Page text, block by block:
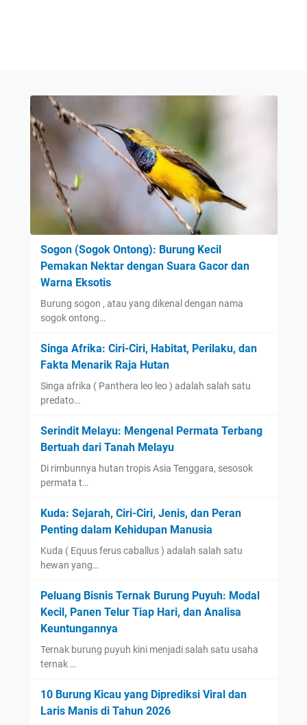
Sogon (Sogok Ontong): Burung Kecil
Pemakan Nektar dengan Suara Gacor dan
Warna Eksotis
Burung sogon , atau yang dikenal dengan nama
sogok ontong…
Singa Afrika: Ciri-Ciri, Habitat, Perilaku, dan
Fakta Menarik Raja Hutan
Singa afrika ( Panthera leo leo ) adalah salah satu
predato…
Serindit Melayu: Mengenal Permata Terbang
Bertuah dari Tanah Melayu
Di rimbunnya hutan tropis Asia Tenggara, sesosok
permata t…
Kuda: Sejarah, Ciri-Ciri, Jenis, dan Peran
Penting dalam Kehidupan Manusia
Kuda ( Equus ferus caballus ) adalah salah satu
hewan yang…
Peluang Bisnis Ternak Burung Puyuh: Modal
Kecil, Panen Telur Tiap Hari, dan Analisa
Keuntungannya
Ternak burung puyuh kini menjadi salah satu usaha
ternak …
10 Burung Kicau yang Diprediksi Viral dan
Laris Manis di Tahun 2026